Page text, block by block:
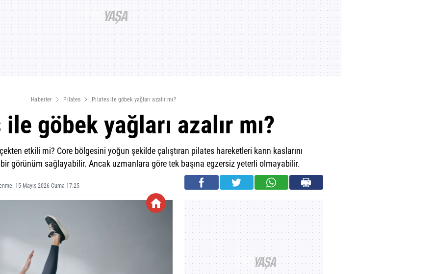
Haberler Pilates Pilates ile göbek yağları azalır mı?
göbek yağları azalır mı?
etkili mi? Core bölgesini yoğun şekilde çalıştıran pilates hareketleri karın kaslarını
görünüm sağlayabilir. Ancak uzmanlara göre tek başına egzersiz yeterli olmayabilir.
15 Mayıs 2026 Cuma 17:25